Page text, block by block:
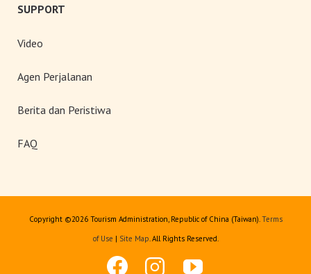
SUPPORT
Video
Agen Perjalanan
Berita dan Peristiwa
FAQ
Copyright ©2026 Tourism Administration, Republic of China (Taiwan).Terms
of Use | Site Map. All Rights Reserved.